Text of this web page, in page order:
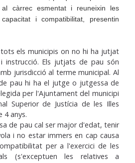
càrrec esmentat i reuneixin les
i compatibilitat, presentin
els municipis on no hi ha jutjat
instrucció. Els jutjats de pau són
jurisdicció al terme municipal. Al
pau hi ha el jutge o jutgessa de
per l'Ajuntament del municipi
Superior de Justícia de les Illes
4 anys.
de pau cal ser major d'edat, tenir
i no estar immers en cap causa
per a l'exercici de les
(s'exceptuen les relatives a